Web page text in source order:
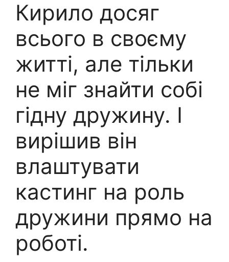
Кирило досяг
всього в своєму
житті, але тільки
не міг знайти собі
гідну дружину. І
вирішив він
влаштувати
кастинг на роль
дружини прямо на
роботі.